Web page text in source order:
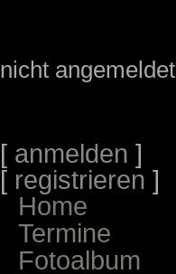
nicht angemeldet
[ anmelden ]
[ registrieren ]
Home
Termine
Fotoalbum